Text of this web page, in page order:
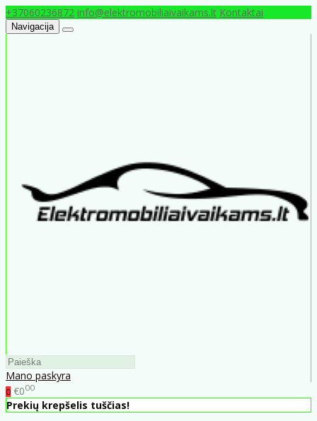
+37060236872 info@elektromobiliaivaikams.lt Kontaktai
Navigacija
Mano paskyra
0 €000
Prekių krepšelis tuščias!